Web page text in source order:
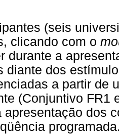
(seis
clicando com o
durante a
diante dos
a partir de
(Conjuntivo FR1
apresentação dos